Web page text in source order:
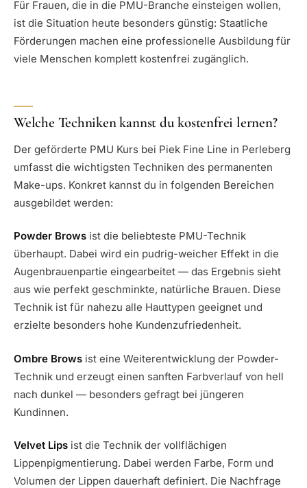
Für Frauen, die in die PMU-Branche einsteigen wollen,
ist die Situation heute besonders günstig: Staatliche
Förderungen machen eine professionelle Ausbildung für
viele Menschen komplett kostenfrei zugänglich.
Welche Techniken kannst du kostenfrei lernen?
Der geförderte PMU Kurs bei Piek Fine Line in Perleberg
umfasst die wichtigsten Techniken des permanenten
Make-ups. Konkret kannst du in folgenden Bereichen
ausgebildet werden:
Powder Brows ist die beliebteste PMU-Technik
überhaupt. Dabei wird ein pudrig-weicher Effekt in die
Augenbrauenpartie eingearbeitet — das Ergebnis sieht
aus wie perfekt geschminkte, natürliche Brauen. Diese
Technik ist für nahezu alle Hauttypen geeignet und
erzielte besonders hohe Kundenzufriedenheit.
Ombre Brows ist eine Weiterentwicklung der Powder-
Technik und erzeugt einen sanften Farbverlauf von hell
nach dunkel — besonders gefragt bei jüngeren
Kundinnen.
Velvet Lips ist die Technik der vollflächigen
Lippenpigmentierung. Dabei werden Farbe, Form und
Volumen der Lippen dauerhaft definiert. Die Nachfrage